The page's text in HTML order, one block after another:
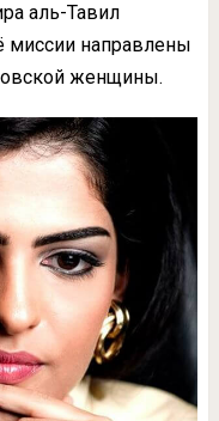
аль-Тавил
миссии направлены
женщины.